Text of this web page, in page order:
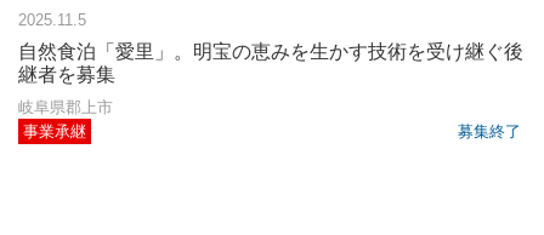
2025.11.5
自然食泊「愛里」。明宝の恵みを生かす技術を受け継ぐ後
継者を募集
岐阜県郡上市
事業承継 募集終了